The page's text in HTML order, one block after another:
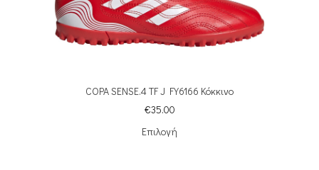
COPA SENSE.4 TF J FY6166 Κόκκινο
€35.00
Επιλογή